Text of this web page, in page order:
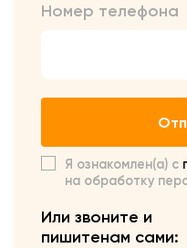
Номер телефона
Я ознакомлен(а) с
на обработку
Или звоните и
пишитенам сами: